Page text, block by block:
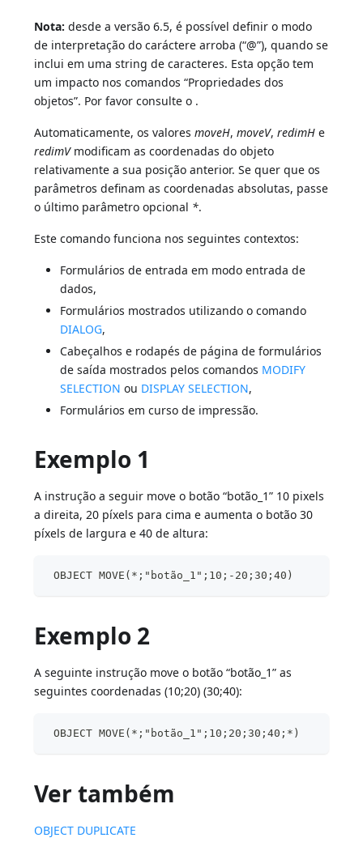
Nota: desde a versão 6.5, é possível definir o modo
de interpretação do caráctere arroba (“@”), quando se
inclui em uma string de caracteres. Esta opção tem
um impacto nos comandos “Propriedades dos
objetos”. Por favor consulte o .
Automaticamente, os valoresmoveH,moveV,redimH e
redimVmodificam as coordenadas do objeto
relativamente a sua posição anterior. Se quer que os
parâmetros definam as coordenadas absolutas, passe
o último parâmetro opcional *.
Este comando funciona nos seguintes contextos:
Formulários de entrada em modo entrada de
dados,
Formulários mostrados utilizando o comando
DIALOG,
Cabeçalhos e rodapés de página de formulários
de saída mostrados pelos comandos MODIFY
SELECTION ou DISPLAY SELECTION,
Formulários em curso de impressão.
Exemplo 1
A instrução a seguir move o botão “botão_1” 10 pixels
a direita, 20 píxels para cima e aumenta o botão 30
píxels de largura e 40 de altura:
OBJECT MOVE(*;"botão_1";10;-20;30;40)
Exemplo 2
A seguinte instrução move o botão “botão_1” as
seguintes coordenadas (10;20) (30;40):
OBJECT MOVE(*;"botão_1";10;20;30;40;*)
Ver também
OBJECT DUPLICATE